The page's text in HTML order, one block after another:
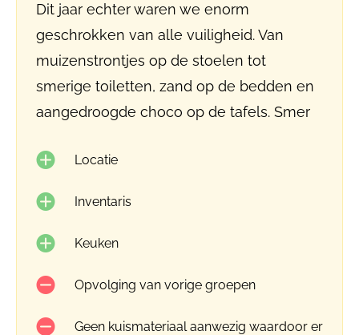
Dit jaar echter waren we enorm
geschrokken van alle vuiligheid. Van
muizenstrontjes op de stoelen tot
smerige toiletten, zand op de bedden en
aangedroogde choco op de tafels. Smer
Locatie
Inventaris
Keuken
Opvolging van vorige groepen
Geen kuismateriaal aanwezig waardoor er